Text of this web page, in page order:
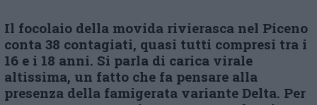
Il focolaio della movida rivierasca nel Piceno
conta 38 contagiati, quasi tutti compresi tra i
16 e i 18 anni. Si parla di carica virale
altissima, un fatto che fa pensare alla
presenza della famigerata variante Delta. Per